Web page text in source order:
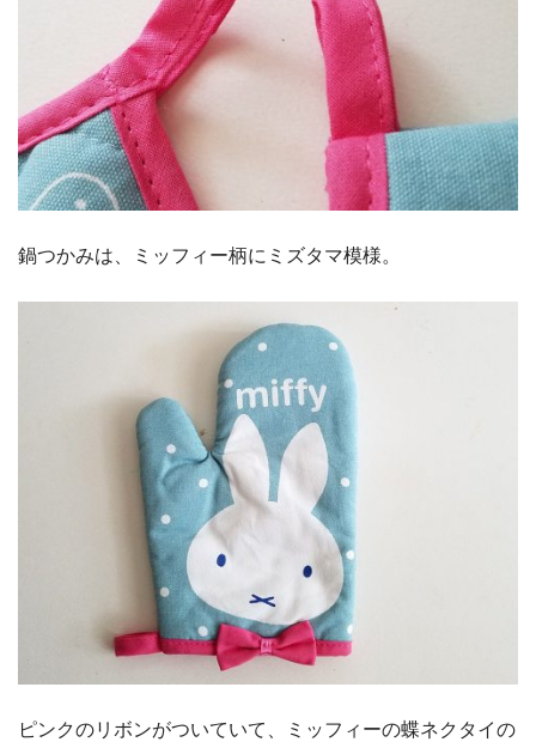
鍋つかみは、ミッフィー柄にミズタマ模様。
ピンクのリボンがついていて、ミッフィーの蝶ネクタイの